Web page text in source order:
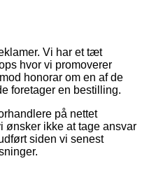
Vi har et tæt
hvor vi promoverer
honorar om en af de
foretager en bestilling.
på nettet
ønsker ikke at tage ansvar
siden vi senest